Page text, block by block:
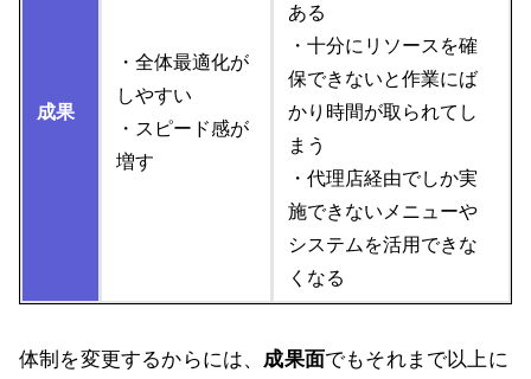
成果
・全体最適化が
しやすい
・スピード感が
増す
ある
・十分にリソースを確
保できないと作業にば
かり時間が取られてし
まう
・代理店経由でしか実
施できないメニューや
システムを活用できな
くなる
体制を変更するからには、 成果面でもそれまで以上に